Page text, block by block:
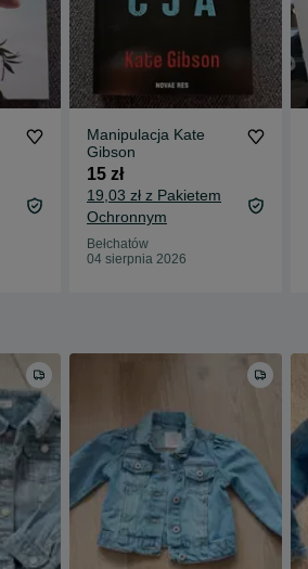
Manipulacja Kate
Gibson
15 zł
19,03 zł z Pakietem
Ochronnym
Bełchatów
04 sierpnia 2026